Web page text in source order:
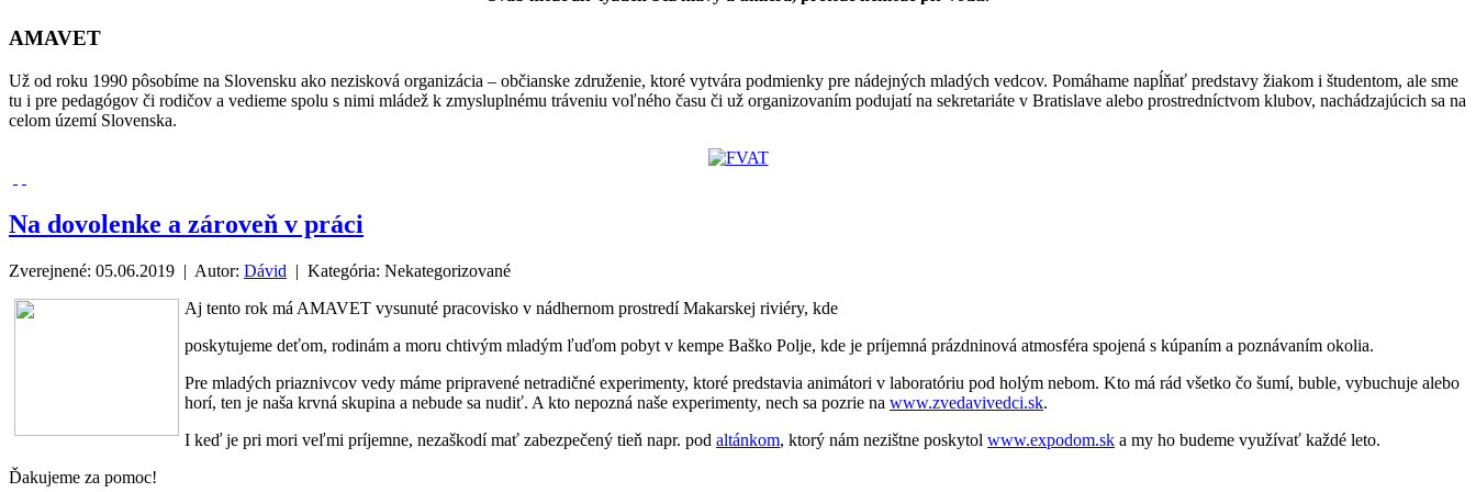
AMAVET
Už od roku 1990 pôsobíme na Slovensku ako nezisková organizácia – občianske združenie, ktoré vytvára podmienky pre nádejných mladých vedcov. Pomáhame napĺňať predstavy žiakom i študentom, ale sme
tu i pre pedagógov či rodičov a vedieme spolu s nimi mládež k zmysluplnému tráveniu voľného času či už organizovaním podujatí na sekretariáte v Bratislave alebo prostredníctvom klubov, nachádzajúcich sa na
celom území Slovenska.
Na dovolenke a zároveň v práci
Zverejnené: 05.06.2019 | Autor: Dávid | Kategória: Nekategorizované
Aj tento rok má AMAVET vysunuté pracovisko v nádhernom prostredí Makarskej riviéry, kde
poskytujeme deťom, rodinám a moru chtivým mladým ľuďom pobyt v kempe Baško Polje, kde je príjemná prázdninová atmosféra spojená s kúpaním a poznávaním okolia.
Pre mladých priaznivcov vedy máme pripravené netradičné experimenty, ktoré predstavia animátori v laboratóriu pod holým nebom. Kto má rád všetko čo šumí, buble, vybuchuje alebo
horí, ten je naša krvná skupina a nebude sa nudiť. A kto nepozná naše experimenty, nech sa pozrie na www.zvedavivedci.sk.
I keď je pri mori veľmi príjemne, nezaškodí mať zabezpečený tieň napr. pod altánkom, ktorý nám nezištne poskytol www.expodom.sk a my ho budeme využívať každé leto.
Ďakujeme za pomoc!